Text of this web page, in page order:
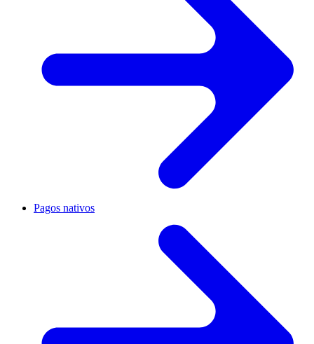
Pagos nativos